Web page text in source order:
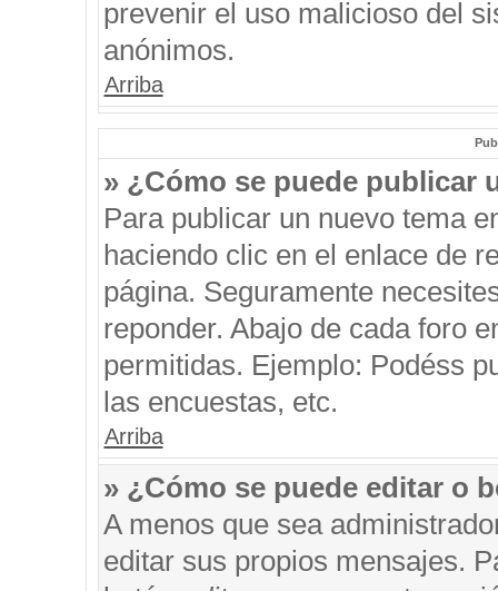
prevenir el uso malicioso del
anónimos.
Arriba
» ¿Cómo se puede publicar
Para publicar un nuevo tema
haciendo clic en el enlace de
página. Seguramente
reponder. Abajo de cada foro
permitidas. Ejemplo: Podéss
las encuestas, etc.
Arriba
» ¿Cómo se puede editar o
A menos que sea
editar sus propios mensajes.